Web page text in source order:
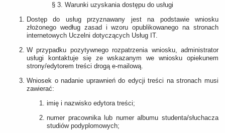
§ 3. Warunki uzyskania dostępu do usługi
Dostęp do usług przyznawany jest na podstawie wniosku
złożonego według zasad i wzoru opublikowanego na stronach
internetowych Uczelni dotyczących Usług IT.
W przypadku pozytywnego rozpatrzenia wniosku, administrator
usługi kontaktuje się ze wskazanym we wniosku opiekunem
strony/edytorem treści drogą e-mailową.
Wniosek o nadanie uprawnień do edycji treści na stronach musi
zawierać:
imię i nazwisko edytora treści;
numer pracownika lub numer albumu studenta/słuchacza
studiów podyplomowych;